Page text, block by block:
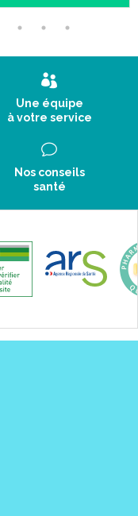
Une équipe
à votre service
Nos conseils
santé